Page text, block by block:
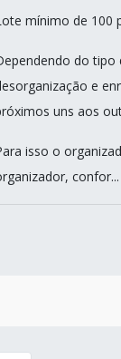
mínimo de 100
do tipo
e
uns aos
isso o
confor...